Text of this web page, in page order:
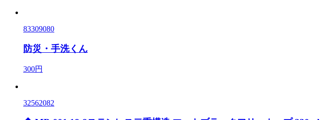
83309080
防災・手洗くん
300円
32562082